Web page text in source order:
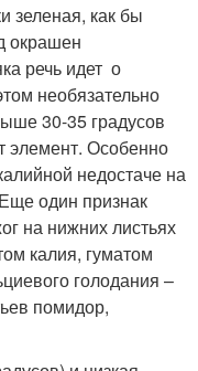
зеленая, как бы
окрашен
речь идет о
необязательно
30-35 градусов
элемент. Особенно
недостаче на
один признак
на нижних листьях
калия, гуматом
голодания –
помидор,